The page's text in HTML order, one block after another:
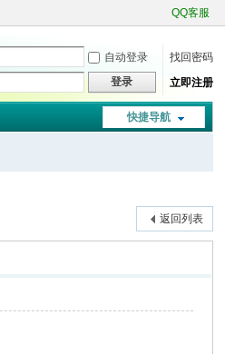
QQ客服
自动登录
找回密码
登录 立即注册
快捷导航
返回列表